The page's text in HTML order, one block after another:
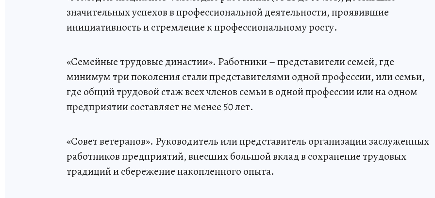
значительных успехов в профессиональной деятельности, проявившие
инициативность и стремление к профессиональному росту.
«Семейные трудовые династии». Работники – представители семей, где
минимум три поколения стали представителями одной профессии, или семьи,
где общий трудовой стаж всех членов семьи в одной профессии или на одном
предприятии составляет не менее 50 лет.
«Совет ветеранов». Руководитель или представитель организации заслуженных
работников предприятий, внесших большой вклад в сохранение трудовых
традиций и сбережение накопленного опыта.